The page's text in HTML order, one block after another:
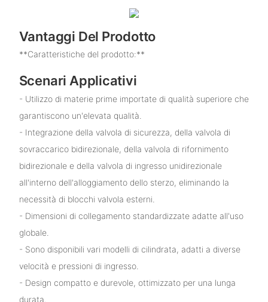
Vantaggi Del Prodotto
**Caratteristiche del prodotto:**
Scenari Applicativi
- Utilizzo di materie prime importate di qualità superiore che
garantiscono un'elevata qualità.
- Integrazione della valvola di sicurezza, della valvola di
sovraccarico bidirezionale, della valvola di rifornimento
bidirezionale e della valvola di ingresso unidirezionale
all'interno dell'alloggiamento dello sterzo, eliminando la
necessità di blocchi valvola esterni.
- Dimensioni di collegamento standardizzate adatte all'uso
globale.
- Sono disponibili vari modelli di cilindrata, adatti a diverse
velocità e pressioni di ingresso.
- Design compatto e durevole, ottimizzato per una lunga
durata.